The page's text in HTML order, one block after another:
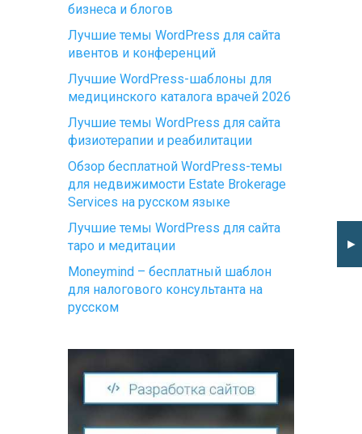
бизнеса и блогов
Лучшие темы WordPress для сайта
ивентов и конференций
Лучшие WordPress-шаблоны для
медицинского каталога врачей 2026
Лучшие темы WordPress для сайта
физиотерапии и реабилитации
Обзор бесплатной WordPress-темы
для недвижимости Estate Brokerage
Services на русском языке
Лучшие темы WordPress для сайта
таро и медитации
Moneymind – бесплатный шаблон
для налогового консультанта на
русском
►